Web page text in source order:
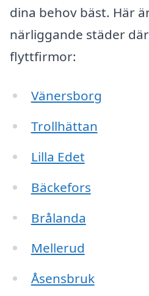
dina behov bäst. Här
närliggande städer
flyttfirmor:
Vänersborg
Trollhättan
Lilla Edet
Bäckefors
Brålanda
Mellerud
Åsensbruk